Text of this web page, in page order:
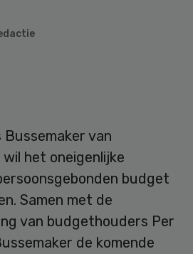
van
het oneigenlijke
budget
Samen met de
van budgethouders Per
de komende